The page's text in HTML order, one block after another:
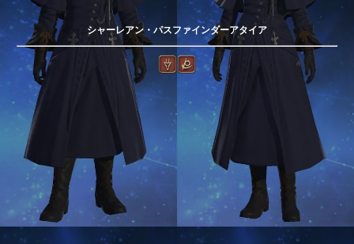
シャーレアン・パスファインダーアタイア